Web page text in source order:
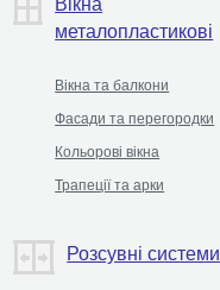
Вікна
металопластикові
Вікна та балкони
Фасади та перегородки
Кольорові вікна
Трапеції та арки
Розсувні системи